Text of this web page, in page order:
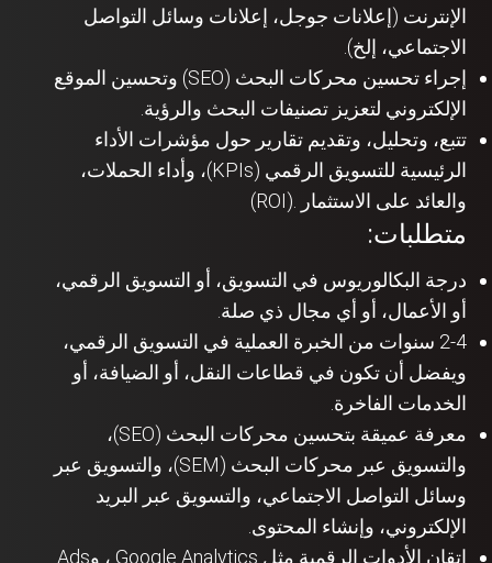
الإنترنت (إعلانات جوجل، إعلانات وسائل التواصل
الاجتماعي، إلخ).
إجراء تحسين محركات البحث (SEO) وتحسين الموقع
الإلكتروني لتعزيز تصنيفات البحث والرؤية.
تتبع، وتحليل، وتقديم تقارير حول مؤشرات الأداء
الرئيسية للتسويق الرقمي (KPIs)، وأداء الحملات،
والعائد على الاستثمار .(ROI)
متطلبات:
درجة البكالوريوس في التسويق، أو التسويق الرقمي،
أو الأعمال، أو أي مجال ذي صلة.
2-4 سنوات من الخبرة العملية في التسويق الرقمي،
ويفضل أن تكون في قطاعات النقل، أو الضيافة، أو
الخدمات الفاخرة.
معرفة عميقة بتحسين محركات البحث (SEO)،
والتسويق عبر محركات البحث (SEM)، والتسويق عبر
وسائل التواصل الاجتماعي، والتسويق عبر البريد
الإلكتروني، وإنشاء المحتوى.
إتقان الأدوات الرقمية مثل Google Analytics ، وAds